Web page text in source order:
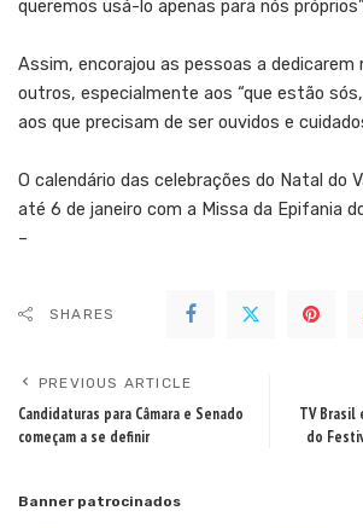
queremos usá-lo apenas para nós
Assim, encorajou as pessoas a dedicarem
outros, especialmente aos “que estão
aos que precisam de ser ouvidos e
O calendário das celebrações do Natal do
até 6 de janeiro com a Missa da Epifania
–
SHARES
PREVIOUS ARTICLE
Candidaturas para Câmara e Senado
começam a se definir
TV Brasil
do
Banner patrocinados